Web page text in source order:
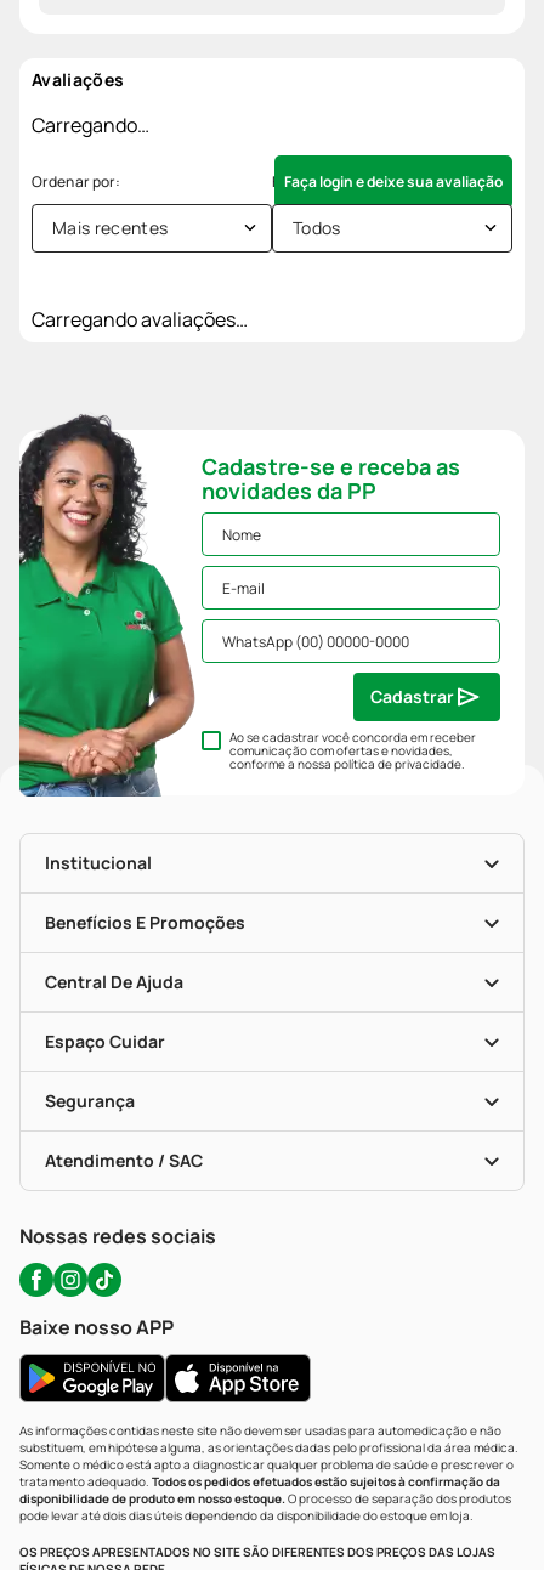
Avaliações
Carregando…
Faça login e deixe sua avaliação
Mais recentes Todos
Carregando avaliações…
Cadastre-se e receba as
novidades da PP
Ao se cadastrar você concorda em receber
comunicação com ofertas e novidades,
conforme a nossapolítica de privacidade.
Cadastrar
Institucional
História
Nossas Lojas
Mapa De Categorias
Blog Da PP
Seja Uma Loja Parceira
Benefícios E Promoções
Clube PP
Convênios
Programa Popular Do Brasil
Encarte De Ofertas
Dermaclub
Descontos De Laboratório (PBM)
Cupons E Ofertas
Central De Ajuda
Entrega
Recompra Programada
Compras Com Receita
Alomed (tele-Entrega)
Formas De Pagamento
Troca E Devolução
Bulas De A A Z
Políticas De Marketplace
Espaço Cuidar
Vacinas
Serviços Farmacêuticos
Testes Rápidos
Autoteste Covid-19
Segurança
Certificado De Segurança
Portal Da Privacidade
Atendimento / SAC
WhatsApp (47) 9202-1687
Nossas redes sociais
Baixe nosso APP
As informações contidas neste site não devem ser usadas para automedicação e não
substituem, em hipótese alguma, as orientações dadas pelo profissional da área médica.
Somente o médico está apto a diagnosticar qualquer problema de saúde e prescrever o
tratamento adequado. Todos os pedidos efetuados estão sujeitos à confirmação da
disponibilidade de produto em nosso estoque.O processo de separação dos produtos
pode levar até dois dias úteis dependendo da disponibilidade do estoque em loja.
OS PREÇOS APRESENTADOS NO SITE SÃO DIFERENTES DOS PREÇOS DAS LOJAS